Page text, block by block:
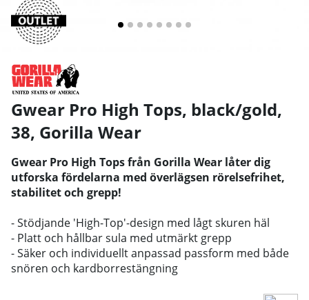
Gwear Pro High Tops, black/gold,
38, Gorilla Wear
Gwear Pro High Tops från Gorilla Wear låter dig
utforska fördelarna med överlägsen rörelsefrihet,
stabilitet och grepp!
- Stödjande 'High-Top'-design med lågt skuren häl
- Platt och hållbar sula med utmärkt grepp
- Säker och individuellt anpassad passform med både
snören och kardborrestängning